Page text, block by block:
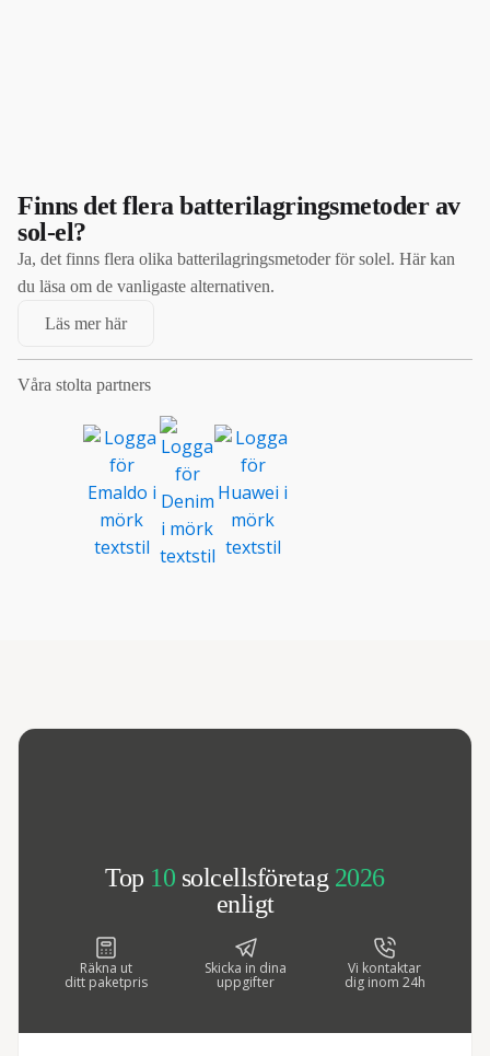
Finns det flera batterilagringsmetoder av
sol-el?
Ja, det finns flera olika batterilagringsmetoder för solel. Här kan
du läsa om de vanligaste alternativen.
Läs mer här
Våra stolta partners
Top 10 solcellsföretag 2026
enligt
Räkna ut
ditt paketpris
Skicka in dina
uppgifter
Vi kontaktar
dig inom 24h